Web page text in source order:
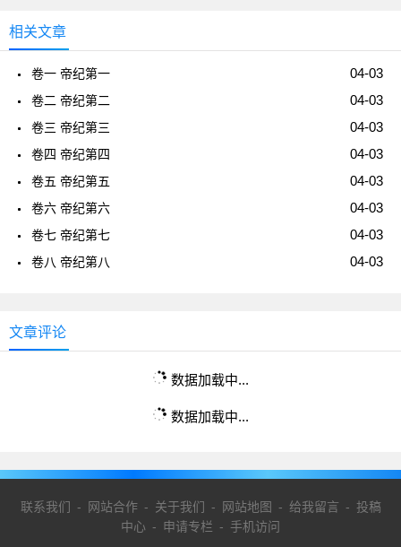
相关文章
04-03
卷一 帝纪第一
04-03
卷二 帝纪第二
04-03
卷三 帝纪第三
04-03
卷四 帝纪第四
04-03
卷五 帝纪第五
04-03
卷六 帝纪第六
04-03
卷七 帝纪第七
04-03
卷八 帝纪第八
文章评论
数据加载中...
数据加载中...
联系我们 - 网站合作- 关于我们 - 网站地图 - 给我留言 - 投稿
中心 - 申请专栏 - 手机访问